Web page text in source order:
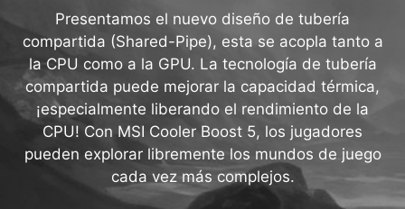
COMPARTIDA EN CPU Y GPU
Presentamos el nuevo diseño de tubería
compartida (Shared-Pipe), esta se acopla tanto a
la CPU como a la GPU. La tecnología de tubería
compartida puede mejorar la capacidad térmica,
¡especialmente liberando el rendimiento de la
CPU! Con MSI Cooler Boost 5, los jugadores
pueden explorar libremente los mundos de juego